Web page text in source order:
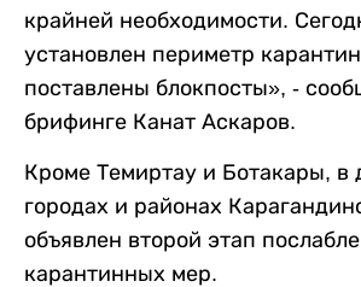
крайней необходимости.
установлен периметр
поставлены блокпосты», -
брифинге Канат Аскаров.
Кроме Темиртау и Ботакары, в
городах и районах
объявлен второй этап
карантинных мер.